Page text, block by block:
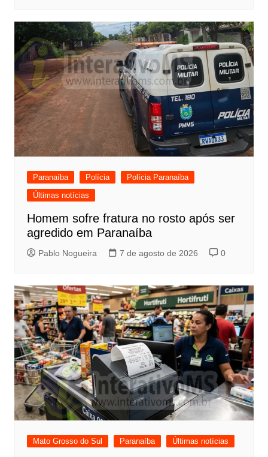
Paranaíba Polícia
Polícia Paranaíba
Últimas notícias
Homem sofre fratura no rosto após ser
agredido em Paranaíba
Pablo Nogueira 7 de agosto de 2026 0
Mato Grosso do Sul Paranaíba Últimas notícias